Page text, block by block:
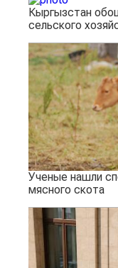
Кыргызстан
сельского
Ученые нашли
мясного скота